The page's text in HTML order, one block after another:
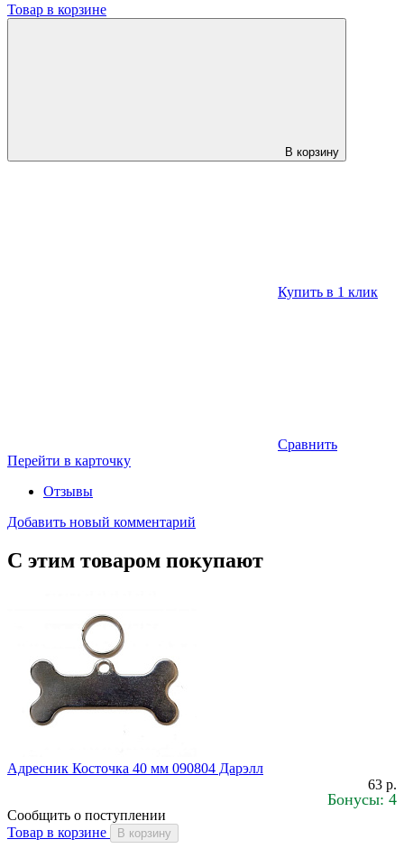
Товар в корзине
В корзину
Купить в 1 клик
Сравнить
Перейти в карточку
Отзывы
Добавить новый комментарий
С этим товаром покупают
Адресник Косточка 40 мм 090804 Дарэлл
63 р.
Бонусы: 4
Сообщить о поступлении
Товар в корзине
В корзину